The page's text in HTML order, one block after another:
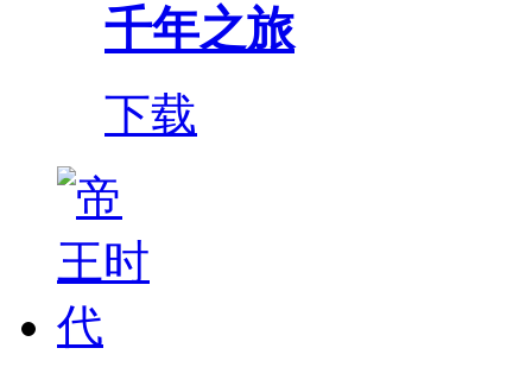
千年之旅
下载